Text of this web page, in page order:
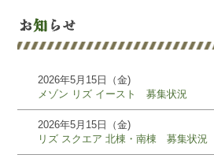
2026年5月15日（金)
メゾン リズ イースト 募集状況
2026年5月15日（金)
リズ スクエア 北棟・南棟 募集状況